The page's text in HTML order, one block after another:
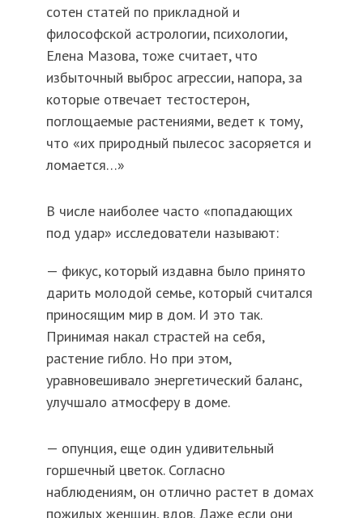
сотен статей по прикладной и
философской астрологии, психологии,
Елена Мазова, тоже считает, что
избыточный выброс агрессии, напора, за
которые отвечает тестостерон,
поглощаемые растениями, ведет к тому,
что «их природный пылесос засоряется и
ломается…»
В числе наиболее часто «попадающих
под удар» исследователи называют:
— фикус, который издавна было принято
дарить молодой семье, который считался
приносящим мир в дом. И это так.
Принимая накал страстей на себя,
растение гибло. Но при этом,
уравновешивало энергетический баланс,
улучшало атмосферу в доме.
— опунция, еще один удивительный
горшечный цветок. Согласно
наблюдениям, он отлично растет в домах
пожилых женщин, вдов. Даже если они